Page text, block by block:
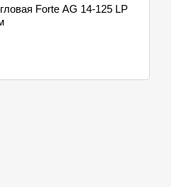
Forte AG 14-125 LP